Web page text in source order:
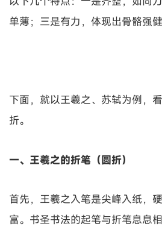
单薄；三是有力，体现出骨骼强健
下面，就以王羲之、苏轼为例，
折。
一、王羲之的折笔（圆折）
首先，王羲之入笔是尖峰入纸，
富。书圣书法的起笔与折笔息息